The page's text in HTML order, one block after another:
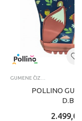
POLLINO
2.499,00